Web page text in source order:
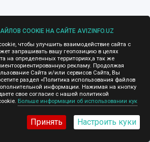
COOKIE НА САЙТЕ AVIZINFO.UZ
чтобы улучшить взаимодействие сайта с
запрашивать вашу геопозицию в целях
на определенных территориях,а так же
рекламу. Продолжая
Сайта и/или сервисов Сайта, Вы
раздел «Политика использования файлов
информации. Нажимая на кнопку
свое согласие с нашей политикой
Больше информации об использовании кук
Принять Настроить куки